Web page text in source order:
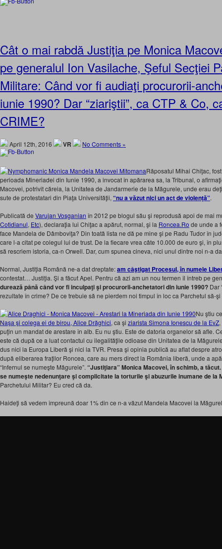
Cât o mai rabdă Justiţia pe Monica
pe generalul Ion Vasilache, Şeful Secţiei
Militare: Când vor fi audiaţi procurorii-
iunie 1990? Dar “ziariştii”, ca CTP & Co,
CRIME?
April 12th, 2016 VR No Comments »
Răposatul Mihai Chiţac,
perioada Mineriadei din Iunie 1990, a invocat în apărarea sa, la Tribunal, o
Macovei, potrivit căreia, la Unitatea de Jandarmerie de la Măgurele, unde erau
sute de protestatari din Piaţa Universităţii, “nu a văzut nici un act de violenţă”.
Publicată de Varujan Vosganian în 2012 pe blogul său şi reprodusă apoi de mai
Cotidianul, Etc), declaraţia lui Chiţac a apărut, normal, şi la Roncea.Ro de unde a
face Mandela de Dâmboviţa? Din toată lista ne dă pe mine şi pe Radu Tudor în
care l-a citat pe colegul lui de trust. De la fiecare vrea câte 10.000 de euro şi, în
să rescriem istoria, ca-n Orwell. Dar, cum spunea cineva, nici unul dintre noi n-a
Normal, Justiţia Română ne-a dat dreptate:am câştigat Procesul, în numele
contestat… Justiţia. Şi a făcut Apel. Pentru că azi am un nou termen îl întreb pe
durează până când vor fi inculpaţi şi procurorii-anchetatori din iunie 1990? Dar
rezultate în crime? De ce trebuie să ne pierdem noi timpul în loc ca Parchetul să-
Nu ştiu
Naşa şi colega ei de birou, Alice Drăghici, ca şi ziarista Simona Ionescu de la EvZ
puţin un mandat de arestare în alb. Eu nu ştiu. Este de datoria organelor să afle.
este că după ce a luat contactul cu ilegalităţile odioase din Unitatea de la
dus nici la Europa Liberă şi nici la TVR. Presa şi opinia publică au aflat despre
după eliberarea fraţilor Roncea, care au mers direct la România liberă, unde a
“Infernul se numeşte Măgurele”. “Justiţiara” Monica Macovei, în schimb, a
se numeşte nedenunţare şi complicitate la torturile şi abuzurile inumane de la
Parchetului Militar? Eu cred că da.
Haideţi să vedem împreună doar 1% din ce n-a văzut Mandela Macovei la